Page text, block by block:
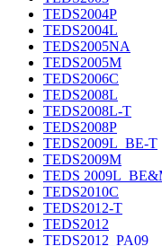
TEDS2004P
TEDS2004L
TEDS2005NA
TEDS2005M
TEDS2006C
TEDS2008L
TEDS2008L-T
TEDS2008P
TEDS2009L_BE-T
TEDS2009M
TEDS
TEDS2010C
TEDS2012-T
TEDS2012
TEDS2012_PA09